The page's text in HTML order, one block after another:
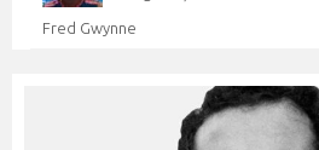
Fred Gwynne